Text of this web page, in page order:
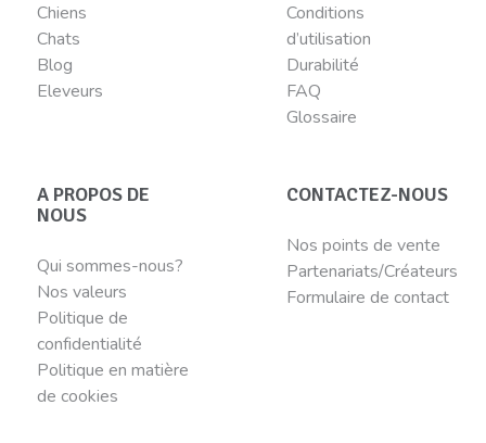
Chiens
Chats
Blog
Eleveurs
Conditions
d’utilisation
Durabilité
FAQ
Glossaire
A PROPOS DE
NOUS
Qui sommes-nous?
Nos valeurs
Politique de
confidentialité
Politique en matière
de cookies
CONTACTEZ-NOUS
Nos points de vente
Partenariats/Créateurs
Formulaire de contact